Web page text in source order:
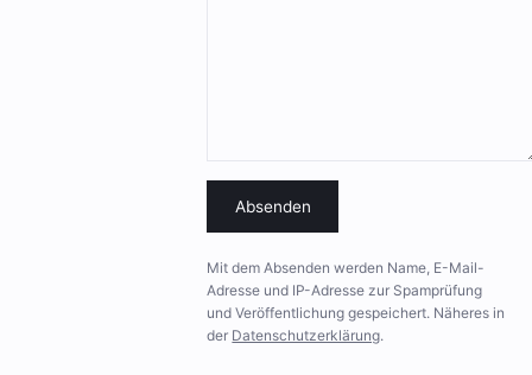
Absenden
Mit dem Absenden werden Name, E-Mail-
Adresse und IP-Adresse zur Spamprüfung
und Veröffentlichung gespeichert. Näheres in
der Datenschutzerklärung.